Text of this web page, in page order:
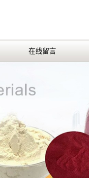
在线留言